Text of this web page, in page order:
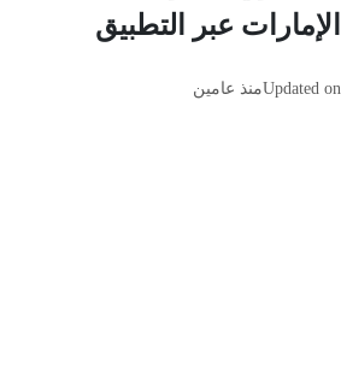
الإمارات عبر التطبيق
Updated onمنذ عامين